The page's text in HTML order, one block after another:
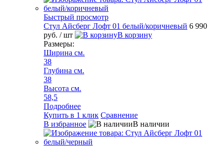
Быстрый просмотр
Стул Айсберг Лофт 01 белый/коричневый 6 990
руб. / шт
В корзину
Размеры:
Ширина см.
38
Глубина см.
38
Высота см.
58,5
Подробнее
Купить в 1 клик Сравнение
В избранное
В наличии